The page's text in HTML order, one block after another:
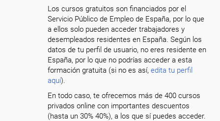
Los cursos gratuitos son financiados por el
Servicio Público de Empleo de España, por lo que
a ellos solo pueden acceder trabajadores y
desempleados residentes en España. Según los
datos de tu perfil de usuario, no eres residente en
España, por lo que no podrías acceder a esta
formación gratuita (si no es así,edita tu perfil
aquí).
En todo caso, te ofrecemos más de 400 cursos
privados online con importantes descuentos
(hasta un 30% 40%), a los que sí puedes acceder.